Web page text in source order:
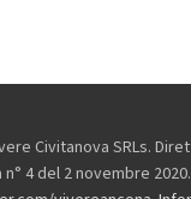
Civitanova SRLs.
n° 4 del 2 novembre 2020.